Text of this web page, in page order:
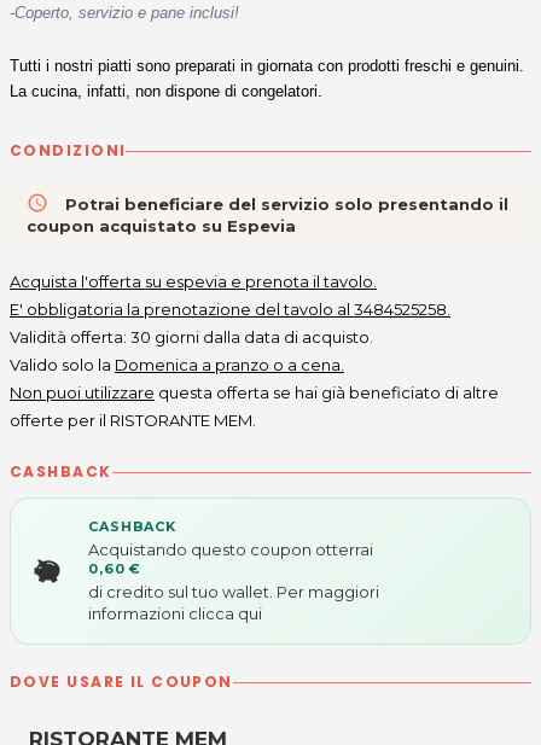
-Coperto, servizio e pane inclusi!
Tutti i nostri piatti sono preparati in giornata con prodotti freschi e genuini.
La cucina, infatti, non dispone di congelatori.
CONDIZIONI
access_time
Potrai beneficiare del servizio solo presentando il
coupon acquistato su Espevia
Acquista l'offerta su espevia e prenota il tavolo.
E' obbligatoria la prenotazione del tavolo al 3484525258.
Validità offerta: 30 giorni dalla data di acquisto.
Valido solo la Domenica a pranzo o a cena.
Non puoi utilizzare questa offerta se hai già beneficiato di altre
offerte per il RISTORANTE MEM.
CASHBACK
CASHBACK
Acquistando questo coupon otterrai
0,60 €
di credito sul tuo wallet. Per maggiori
informazioni clicca qui
DOVE USARE IL COUPON
RISTORANTE MEM